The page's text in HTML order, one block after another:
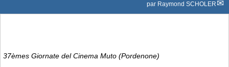
par Raymond SCHOLER
37èmes Giornate del Cinema Muto (Pordenone)